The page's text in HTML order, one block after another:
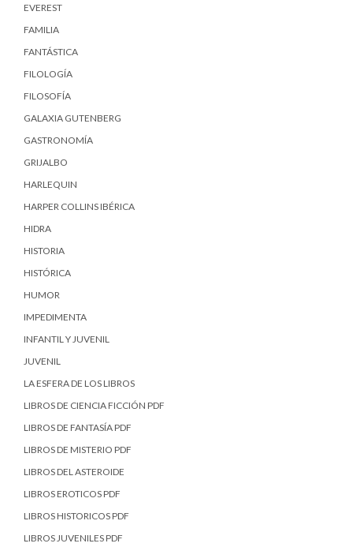
EVEREST
FAMILIA
FANTÁSTICA
FILOLOGÍA
FILOSOFÍA
GALAXIA GUTENBERG
GASTRONOMÍA
GRIJALBO
HARLEQUIN
HARPER COLLINS IBÉRICA
HIDRA
HISTORIA
HISTÓRICA
HUMOR
IMPEDIMENTA
INFANTIL Y JUVENIL
JUVENIL
LA ESFERA DE LOS LIBROS
LIBROS DE CIENCIA FICCIÓN PDF
LIBROS DE FANTASÍA PDF
LIBROS DE MISTERIO PDF
LIBROS DEL ASTEROIDE
LIBROS EROTICOS PDF
LIBROS HISTORICOS PDF
LIBROS JUVENILES PDF